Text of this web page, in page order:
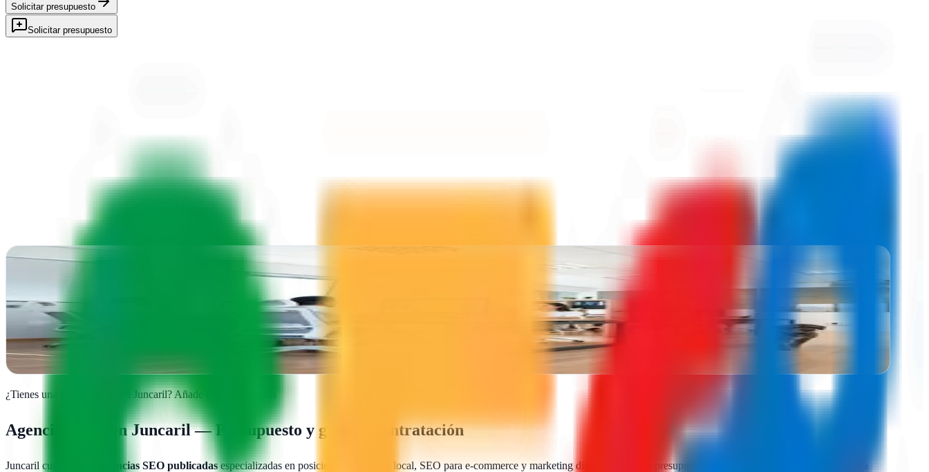
Solicitar presupuesto
Solicitar presupuesto
WIT CREATIVO | Agencia de Marketing Digital en Granada. Agente Digitalizador en Granada. Kit Digital
Juncaril, Granada
En Juncaril, WIT CREATIVO transforma negocios locales con estrategia digital integral, diseño gráfico y consultoría especializada para maximizar tu…
Ver ficha
¿Tienes una agencia SEO en Juncaril? Añade tu agencia gratis
Agencias SEO enJuncaril— Presupuesto y guía de contratación
Juncaril cuenta con agencias SEO publicadasespecializadas en posicionamiento web local, SEO para e-commerce y marketing digital. Comparar presupuestos reales de varias agencias es la única